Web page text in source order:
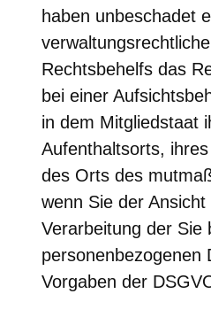
haben unbeschadet
Rechtsbehelfs das
bei einer
in dem Mitgliedstaat
Aufenthaltsorts,
des Orts des
wenn Sie der
Verarbeitung der Sie
personenbezogenen
Vorgaben der